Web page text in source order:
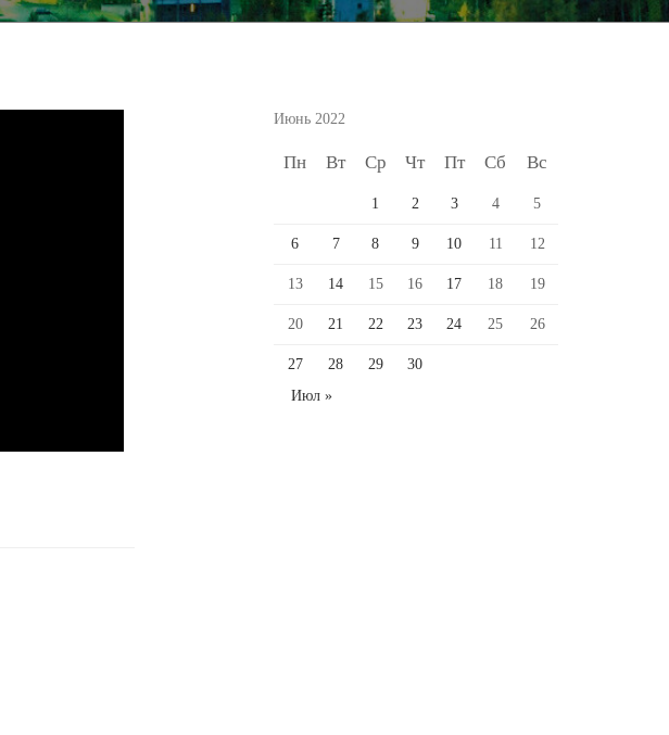
Июнь 2022
Пн Вт Ср Чт Пт Сб Вс
1 2 3 4 5
6 7 8 9 10 11 12
13 14 15 16 17 18 19
20 21 22 23 24 25 26
27 28 29
30
Июл »